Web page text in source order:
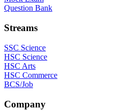
Question Bank
Streams
SSC Science
HSC Science
HSC Arts
HSC Commerce
BCS/Job
Company